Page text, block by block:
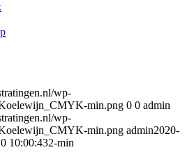
wp-
min.png 0 0 admin
wp-
min.png admin2020-
10:00:432-min